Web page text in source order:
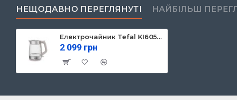
НЕЩОДАВНО ПЕРЕГЛЯНУТІ НАЙБІЛЬШ
Електрочайник Tefal KI605B30
2 099 грн